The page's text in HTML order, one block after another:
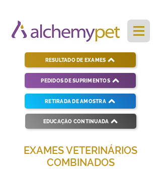
PEDIDOS DE SUPRIMENTOS
RESULTADO DE EXAMES
RETIRADA DE AMOSTRA
EDUCAÇÃO CONTINUADA
EXAMES VETERINÁRIOS
COMBINADOS